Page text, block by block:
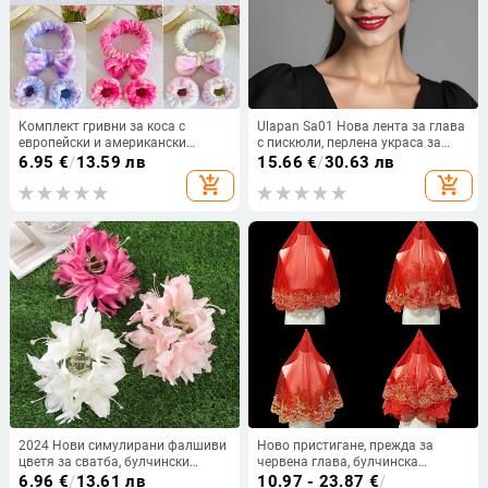
Комплект гривни за коса с
европейски и американски
трансграничен дизайн с лък за
лице за жени, измиващи се и
влагоустойчиви спортни гривни
6.95 €/13.59 лв
add_shopping_cart
Ulapan Sa01 Нова лента за глава
с пискюли, перлена украса за
чело, сладка булчинска шапка,
място за търговия на едро,
аксесоари
15.66 €/30.63 лв
add_shopping_cart
2024 Нови симулирани фалшиви
цветя за сватба, булчински
аксесоари, корсаж, декоративни
6.96 €/13.61 лв
Ново пристигане, прежда за
червена глава, булчинска
сватбена рокля, рокля Xiuhe,
10.97 - 23.87 €/